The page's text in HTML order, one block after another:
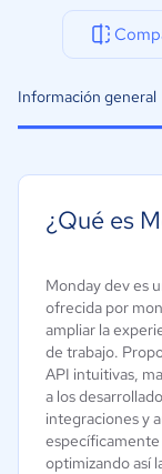
Información general
¿Qué es
Monday dev es
ofrecida por
ampliar la
de trabajo.
API intuitivas,
a los
integraciones y
específicamente
optimizando así